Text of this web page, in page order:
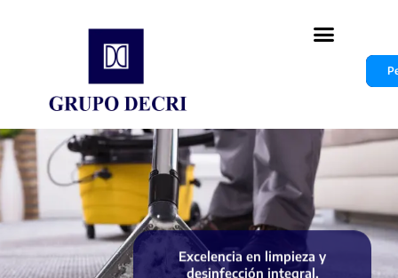
Excelencia en limpieza y
desinfección integral.